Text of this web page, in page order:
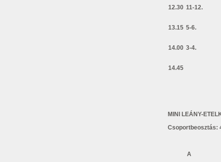
12.30 11-12.
13.15 5-6.
14.00 3-4.
14.45
MINI LEÁNY-
Csoportbeosztás:
A